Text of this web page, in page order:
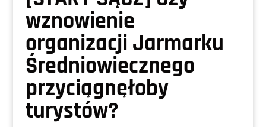
wznowienie
organizacji Jarmarku
Średniowiecznego
przyciągnęłoby
turystów?